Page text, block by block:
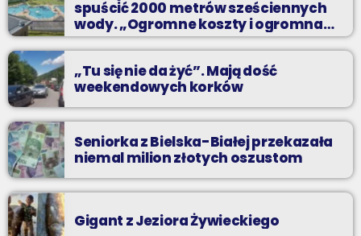
spuścić 2000 metrów sześciennych
wody. „Ogromne koszty i ogromna
praca”
„Tu się nie da żyć”. Mają dość
weekendowych korków
Seniorka z Bielska-Białej przekazała
niemal milion złotych oszustom
Gigant z Jeziora Żywieckiego